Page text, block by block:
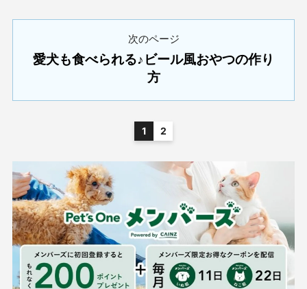
次のページ
愛犬も食べられる♪ビール風おやつの作り
方
1 2